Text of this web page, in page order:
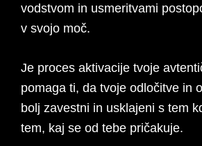
vodstvom in usmeritvami
v svojo moč.
Je proces aktivacije tvoje
pomaga ti, da tvoje odločitve in
bolj zavestni in usklajeni s tem
tem, kaj se od tebe pričakuje.